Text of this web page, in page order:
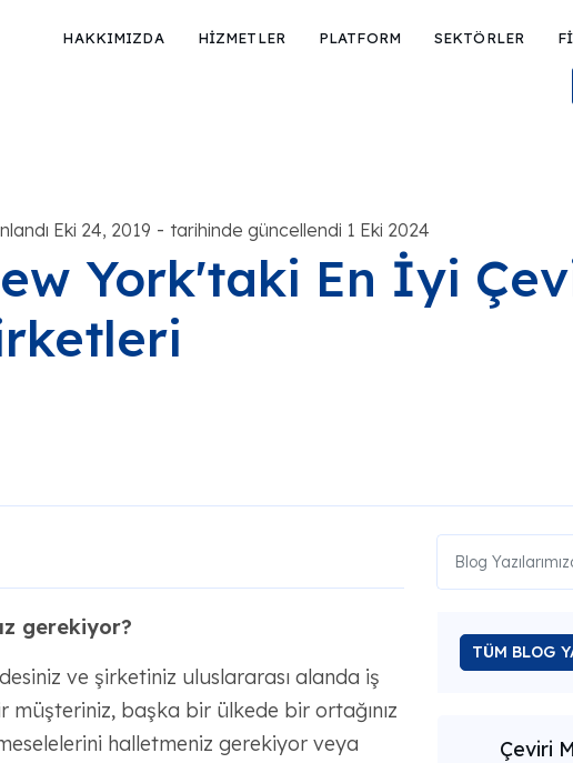
HAKKIMIZDA HİZMETLER PLATFORM SEKTÖRLER
Eki 24, 2019 - tarihinde güncellendi 1 Eki 2024
York'taki En İyi
gerekiyor?
ve şirketiniz uluslararası alanda iş
müşteriniz, başka bir ülkede bir ortağınız
halletmeniz gerekiyor veya
TÜM BLOG
Çeviri